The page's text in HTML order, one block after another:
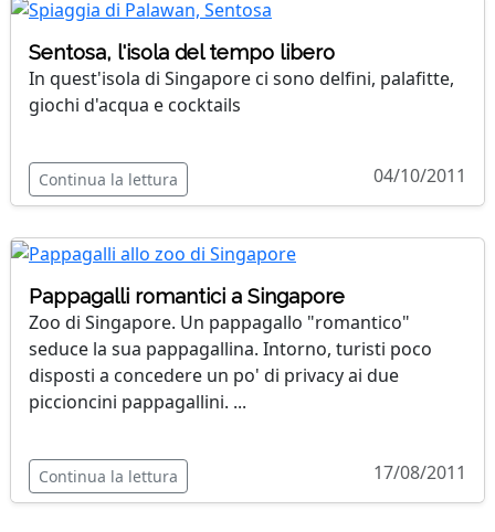
Sentosa, l'isola del tempo libero
In quest'isola di Singapore ci sono delfini, palafitte,
giochi d'acqua e cocktails
Continua la lettura 04/10/2011
Pappagalli romantici a Singapore
Zoo di Singapore. Un pappagallo "romantico"
seduce la sua pappagallina. Intorno, turisti poco
disposti a concedere un po' di privacy ai due
piccioncini pappagallini. ...
Continua la lettura 17/08/2011